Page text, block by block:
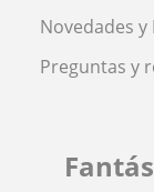
Novedades y
Preguntas y